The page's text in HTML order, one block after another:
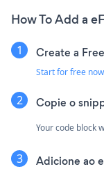
How To Add a
Create a
Start for free now
Copie o
Your code block
Adicione ao